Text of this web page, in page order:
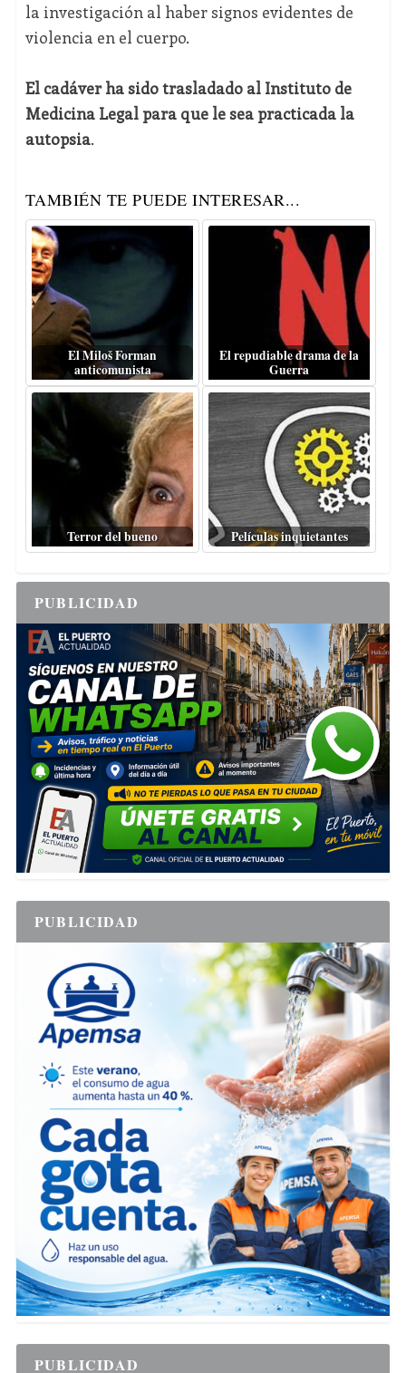
la investigación al haber signos evidentes de
violencia en el cuerpo.
El cadáver ha sido trasladado al Instituto de
Medicina Legal para que le sea practicada la
autopsia.
TAMBIÉN TE PUEDE INTERESAR...
El Miloš Forman
anticomunista
El repudiable drama de la
Guerra
Terror del bueno Películas inquietantes
PUBLICIDAD
PUBLICIDAD
PUBLICIDAD